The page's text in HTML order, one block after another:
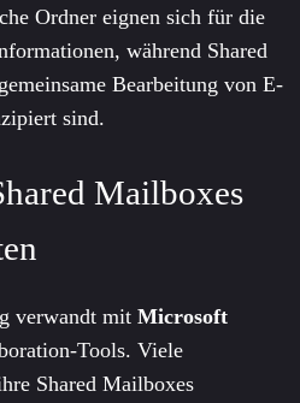
Ordner eignen sich für die
während Shared
Bearbeitung von E-
sind.
Mailboxes
verwandt mit Microsoft
Tools. Viele
Shared Mailboxes